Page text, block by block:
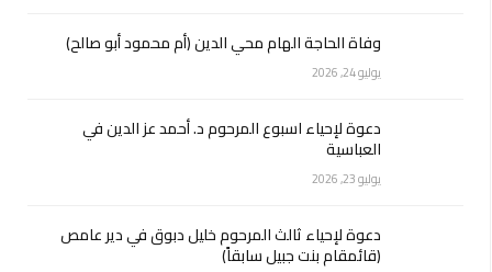
وفاة الحاجة الهام محي الدين (أم محمود أبو صالح)
يوليو 24, 2026
دعوة لإحياء اسبوع المرحوم د. أحمد عز الدين في
العباسية
يوليو 23, 2026
دعوة لإحياء ثالث المرحوم خليل دبوق في دير عامص
(قائمقام بنت جبيل سابقاً)